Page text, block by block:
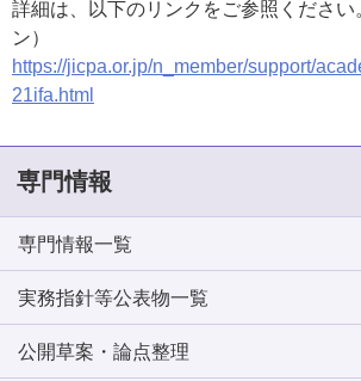
詳細は、以下のリンクをご参照ください
ン）
https://jicpa.or.jp/n_member/support/
21ifa.html
専門情報
専門情報一覧
実務指針等公表物一覧
公開草案・論点整理